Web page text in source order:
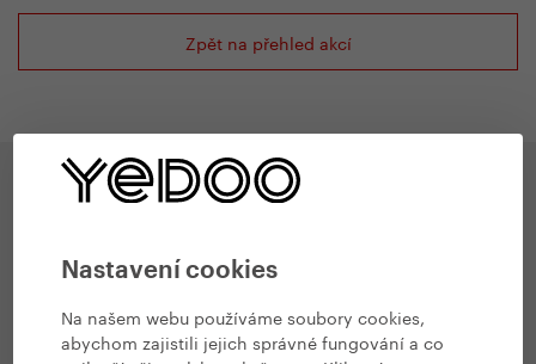
Nastavení cookies
Na našem webu používáme soubory cookies,
abychom zajistili jejich správné fungování a co
Zpět na přehled akcí